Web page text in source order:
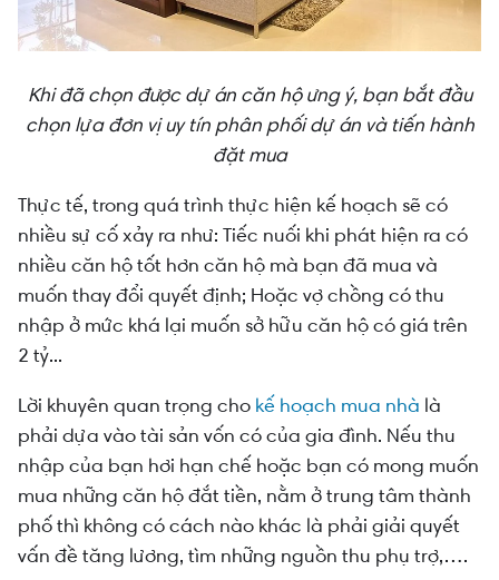
Khi đã chọn được dự án căn hộ ưng ý, bạn bắt đầu
chọn lựa đơn vị uy tín phân phối dự án và tiến hành
đặt mua
Thực tế, trong quá trình thực hiện kế hoạch sẽ có
nhiều sự cố xảy ra như: Tiếc nuối khi phát hiện ra có
nhiều căn hộ tốt hơn căn hộ mà bạn đã mua và
muốn thay đổi quyết định; Hoặc vợ chồng có thu
nhập ở mức khá lại muốn sở hữu căn hộ có giá trên
2 tỷ...
Lời khuyên quan trọng cho kế hoạch mua nhà là
phải dựa vào tài sản vốn có của gia đình. Nếu thu
nhập của bạn hơi hạn chế hoặc bạn có mong muốn
mua những căn hộ đắt tiền, nằm ở trung tâm thành
phố thì không có cách nào khác là phải giải quyết
vấn đề tăng lương, tìm những nguồn thu phụ trợ,….